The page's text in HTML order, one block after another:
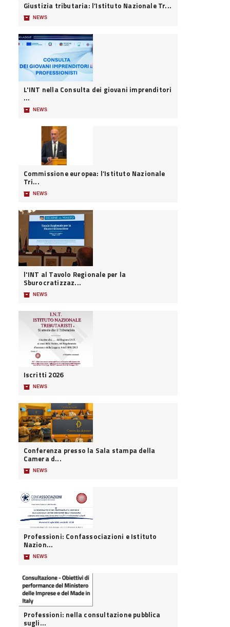
Giustizia tributaria: l’Istituto Nazionale Tr...
📦 NEWS
L'INT nella Consulta dei giovani imprenditori
...
📦 NEWS
Commissione europea: l’Istituto Nazionale
Tri...
📦 NEWS
l'INT al Tavolo Regionale per la
Sburocratizzaz...
📦 NEWS
Iscritti 2026
📦 NEWS
Conferenza presso la Sala stampa della
Camera d...
📦 NEWS
Professioni: Confassociazioni e Istituto
Nazion...
📦 NEWS
Professioni: nella consultazione pubblica
sugli...